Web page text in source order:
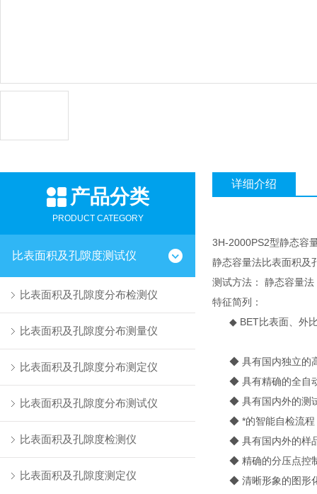
产品分类
PRODUCT CATEGORY
比表面积及孔隙度测试仪
比表面积及孔隙度分布检测仪
比表面积及孔隙度分布测量仪
比表面积及孔隙度分布测定仪
比表面积及孔隙度分布测试仪
比表面积及孔隙度检测仪
比表面积及孔隙度测定仪
详细介绍
3H-2000PS2型静态容
静态容量法比表面积及
测试方法： 静态容量法
特征简列：
◆ BET比表面、外比
◆ 具有国内独立的高
◆ 具有精确的全自动
◆ 具有国内外的测试
◆ *的智能自检流程
◆ 具有国内外的样品
◆ 精确的分压点控制
◆ 清晰形象的图形化